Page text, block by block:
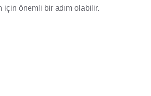
önemli bir adım olabilir.